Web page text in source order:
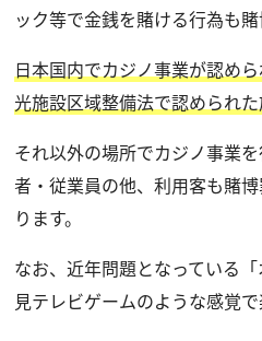
ック等で金銭を賭ける行為も賭
日本国内でカジノ事業が認め
光施設区域整備法で認められた
それ以外の場所でカジノ事業
者・従業員の他、利用客も賭
ります。
なお、近年問題となっている
見テレビゲームのような感覚